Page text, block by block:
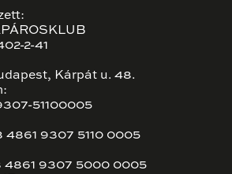
2-41
Kárpát u. 48.
51100005
4861 9307 5110 0005
4861 9307 5000 0005